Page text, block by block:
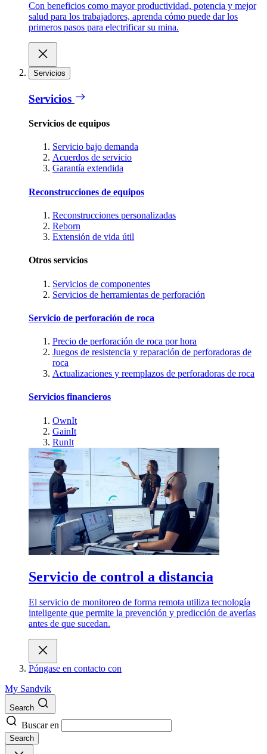
Con beneficios como mayor productividad, potencia y mejor
salud para los trabajadores, aprenda cómo puede dar los
primeros pasos para electrificar su mina.
Servicios
Servicios
Servicios de equipos
Servicio bajo demanda
Acuerdos de servicio
Garantía extendida
Reconstrucciones de equipos
Reconstrucciones personalizadas
Reborn
Extensión de vida útil
Otros servicios
Servicios de componentes
Servicios de herramientas de perforación
Servicio de perforación de roca
Precio de perforación de roca por hora
Juegos de resistencia y reparación de perforadoras de
roca
Actualizaciones y reemplazos de perforadoras de roca
Servicios financieros
OwnIt
GainIt
RunIt
Servicio de control a distancia
El servicio de monitoreo de forma remota utiliza tecnología
inteligente que permite la prevención y predicción de averías
antes de que sucedan.
Póngase en contacto con
My Sandvik
Search
Buscar en
Search